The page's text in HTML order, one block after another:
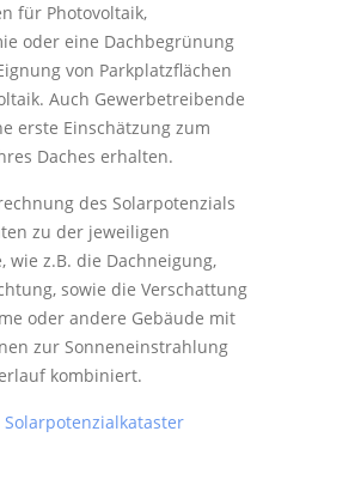
für Photovoltaik,
oder eine Dachbegrünung
von Parkplatzflächen
Auch Gewerbetreibende
erste Einschätzung zum
Daches erhalten.
des Solarpotenzials
zu der jeweiligen
wie z.B. die Dachneigung,
sowie die Verschattung
oder andere Gebäude mit
zur Sonneneinstrahlung
kombiniert.
Solarpotenzialkataster